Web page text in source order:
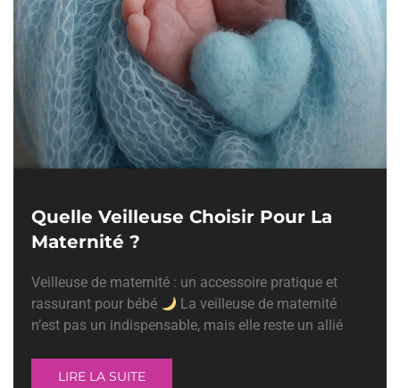
Quelle Veilleuse Choisir Pour La
Maternité ?
Veilleuse de maternité : un accessoire pratique et
rassurant pour bébé
La veilleuse de maternité
n’est pas un indispensable, mais elle reste un allié
LIRE LA SUITE